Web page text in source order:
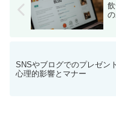
SNSやブログでのプレゼン
心理的影響とマナー